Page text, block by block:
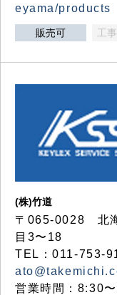
eyama/products
販売可 工
(株)竹道
〒065-0028 北
目3〜18
TEL：011-753-
営業時間：8:30